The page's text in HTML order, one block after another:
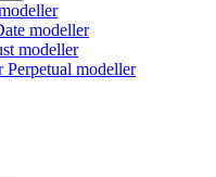
modeller
modeller
Perpetual modeller